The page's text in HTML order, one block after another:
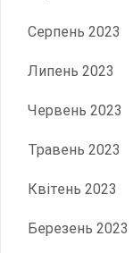
Серпень 2023
Липень 2023
Червень 2023
Травень 2023
Квітень 2023
Березень 2023